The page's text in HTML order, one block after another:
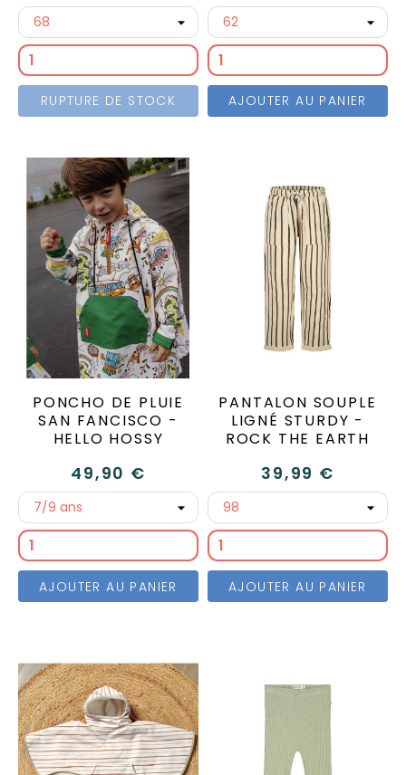
RUPTURE DE STOCK AJOUTER AU PANIER
PONCHO DE PLUIE
SAN FANCISCO -
HELLO HOSSY
49,90 €
AJOUTER AU PANIER
PANTALON SOUPLE
LIGNÉ STURDY -
ROCK THE EARTH
39,99 €
AJOUTER AU PANIER